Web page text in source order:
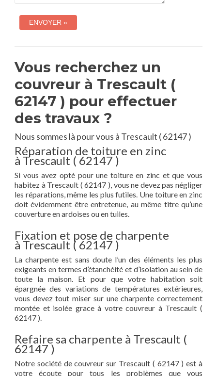
Vous recherchez un
couvreur à Trescault (
62147 ) pour effectuer
des travaux ?
Nous sommes là pour vous à Trescault ( 62147 )
Réparation de toiture en zinc
à Trescault ( 62147 )
Si vous avez opté pour une toiture en zinc et que vous
habitez à Trescault ( 62147 ), vous ne devez pas négliger
les réparations, même les plus futiles. Une toiture en zinc
doit évidemment être entretenue, au même titre qu’une
couverture en ardoises ou en tuiles.
Fixation et pose de charpente
à Trescault ( 62147 )
La charpente est sans doute l’un des éléments les plus
exigeants en termes d’étanchéité et d’isolation au sein de
toute la maison. Et pour que votre habitation soit
épargnée des variations de températures extérieures,
vous devez tout miser sur une charpente correctement
montée et isolée grace à votre couvreur à Trescault (
62147 ).
Refaire sa charpente à Trescault (
62147 )
Notre société de couvreur sur Trescault ( 62147 ) est à
votre écoute pour tous les problèmes que vous